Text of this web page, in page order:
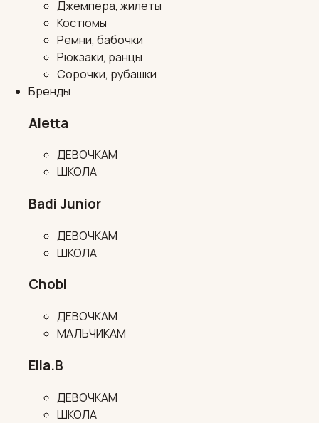
Джемпера, жилеты
Костюмы
Ремни, бабочки
Рюкзаки, ранцы
Сорочки, рубашки
Бренды
Aletta
ДЕВОЧКАМ
ШКОЛА
Badi Junior
ДЕВОЧКАМ
ШКОЛА
Chobi
ДЕВОЧКАМ
МАЛЬЧИКАМ
Ella.B
ДЕВОЧКАМ
ШКОЛА